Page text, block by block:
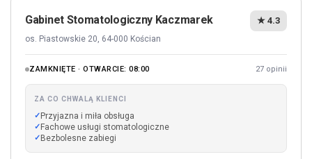
Gabinet Stomatologiczny Kaczmarek
os. Piastowskie 20, 64-000 Kościan
★ 4.3
ZAMKNIĘTE · OTWARCIE: 08:00 27 opinii
ZA CO CHWALĄ KLIENCI
Przyjazna i miła obsługa
Fachowe usługi stomatologiczne
Bezbolesne zabiegi